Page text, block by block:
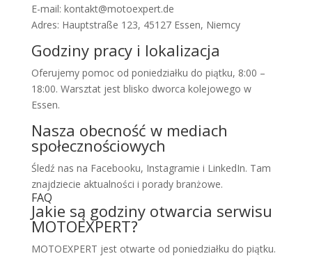
E-mail: kontakt@motoexpert.de
Adres: Hauptstraße 123, 45127 Essen, Niemcy
Godziny pracy i lokalizacja
Oferujemy pomoc od poniedziałku do piątku, 8:00 –
18:00. Warsztat jest blisko dworca kolejowego w
Essen.
Nasza obecność w mediach
społecznościowych
Śledź nas na Facebooku, Instagramie i LinkedIn. Tam
znajdziecie aktualności i porady branżowe.
FAQ
Jakie są godziny otwarcia serwisu
MOTOEXPERT?
MOTOEXPERT jest otwarte od poniedziałku do piątku.